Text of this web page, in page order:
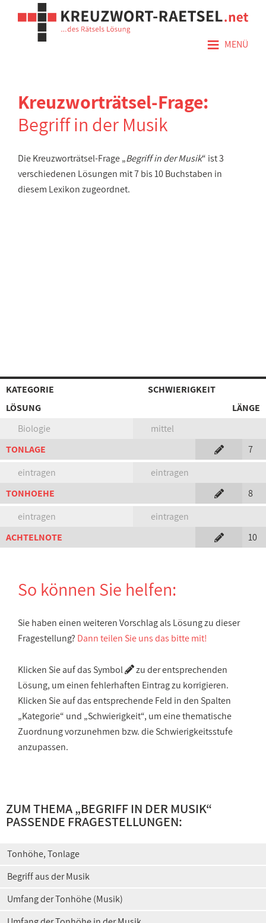
≡ MENÜ
Kreuzworträtsel-Frage:
Begriff in der Musik
Die Kreuzworträtsel-Frage „Begriff in der Musik“ ist 3
verschiedenen Lösungen mit 7 bis 10 Buchstaben in
diesem Lexikon zugeordnet.
KATEGORIE
SCHWIERIGKEIT
LÖSUNG
LÄNGE
Biologie
mittel
TONLAGE
7
eintragen
eintragen
TONHOEHE
8
eintragen
eintragen
ACHTELNOTE
10
So können Sie helfen:
Sie haben einen weiteren Vorschlag als Lösung zu dieser
Fragestellung? Dann teilen Sie uns das bitte mit!
Klicken Sie auf das Symbol
zu der entsprechenden
Lösung, um einen fehlerhaften Eintrag zu korrigieren.
Klicken Sie auf das entsprechende Feld in den Spalten
„Kategorie“ und „Schwierigkeit“, um eine thematische
Zuordnung vorzunehmen bzw. die Schwierigkeitsstufe
anzupassen.
ZUM THEMA „BEGRIFF IN DER MUSIK“
PASSENDE FRAGESTELLUNGEN:
Tonhöhe, Tonlage
Begriff aus der Musik
Umfang der Tonhöhe (Musik)